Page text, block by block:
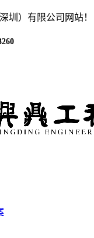
圳）有限公司网站！